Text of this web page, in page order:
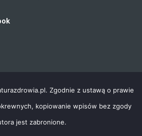
Zgodnie z ustawą o prawie
kopiowanie wpisów bez zgody
jest zabronione.